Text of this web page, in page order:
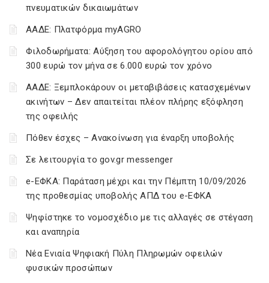
πνευματικών δικαιωμάτων
ΑΑΔΕ: Πλατφόρμα myAGRO
Φιλοδωρήματα: Αύξηση του αφορολόγητου ορίου από
300 ευρώ τον μήνα σε 6.000 ευρώ τον χρόνο
ΑΑΔΕ: Ξεμπλοκάρουν οι μεταβιβάσεις κατασχεμένων
ακινήτων – Δεν απαιτείται πλέον πλήρης εξόφληση
της οφειλής
Πόθεν έσχες – Ανακοίνωση για έναρξη υποβολής
Σε λειτουργία το gov.gr messenger
e-ΕΦΚΑ: Παράταση μέχρι και την Πέμπτη 10/09/2026
της προθεσμίας υποβολής ΑΠΔ του e-ΕΦΚΑ
Ψηφίστηκε το νομοσχέδιο με τις αλλαγές σε στέγαση
και αναπηρία
Νέα Ενιαία Ψηφιακή Πύλη Πληρωμών οφειλών
φυσικών προσώπων